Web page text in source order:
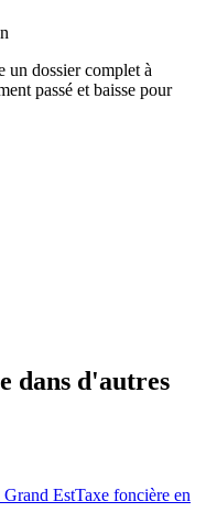
un dossier complet à
passé et baisse pour
dans d'autres
EstTaxe foncière en